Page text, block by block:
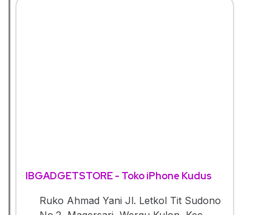
IBGADGETSTORE - Toko iPhone Kudus
Ruko Ahmad Yani Jl. Letkol Tit Sudono